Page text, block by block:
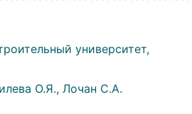
университет,
О.Я., Лочан С.А.